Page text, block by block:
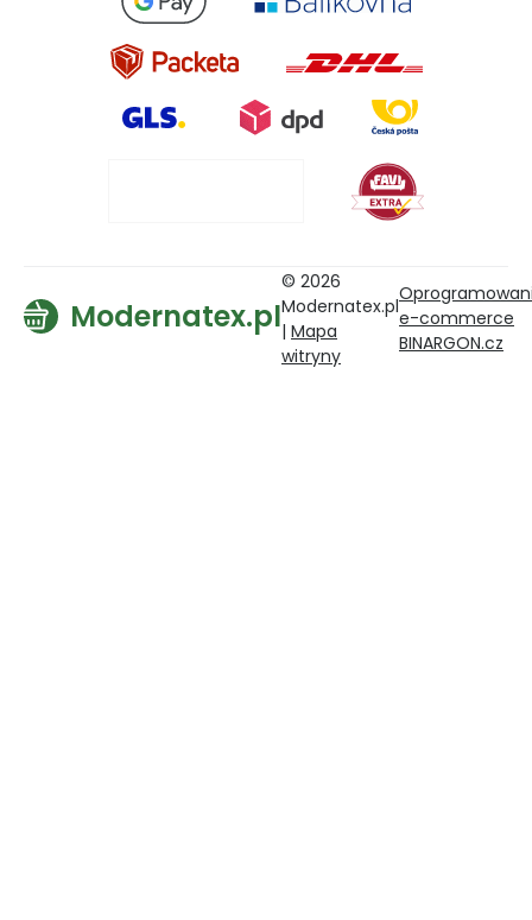
Modernatex.pl
© 2026
Modernatex.pl
| Mapa
witryny
e-commerce
BINARGON.cz